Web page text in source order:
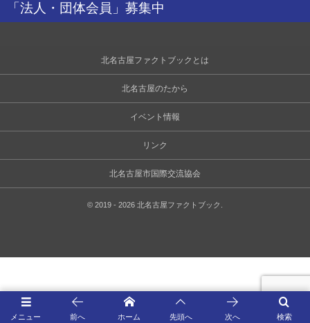
「法人・団体会員」募集中
北名古屋ファクトブックとは
北名古屋のたから
イベント情報
リンク
北名古屋市国際交流協会
© 2019 - 2026 北名古屋ファクトブック
メニュー 検索
前へ ホーム 先頭へ 次へ